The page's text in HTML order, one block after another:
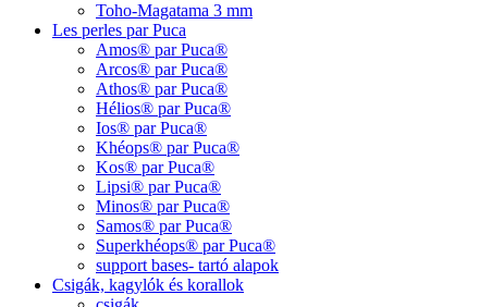
Toho-Magatama 3 mm
Les perles par Puca
Amos® par Puca®
Arcos® par Puca®
Athos® par Puca®
Hélios® par Puca®
Ios® par Puca®
Khéops® par Puca®
Kos® par Puca®
Lipsi® par Puca®
Minos® par Puca®
Samos® par Puca®
Superkhéops® par Puca®
support bases- tartó alapok
Csigák, kagylók és korallok